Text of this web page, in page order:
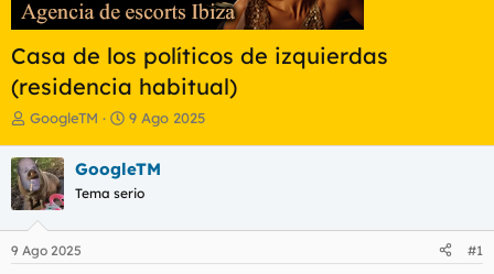
Casa de los políticos de izquierdas
(residencia habitual)
I
i
c
i
a
d
o
GoogleTM
F
h
a
e
9 Ago 2025
GoogleTM
Tema serio
9 Ago 2025 #1